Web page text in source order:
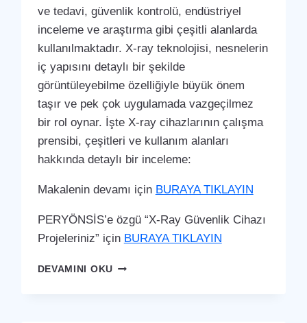
ve tedavi, güvenlik kontrolü, endüstriyel
inceleme ve araştırma gibi çeşitli alanlarda
kullanılmaktadır. X-ray teknolojisi, nesnelerin
iç yapısını detaylı bir şekilde
görüntüleyebilme özelliğiyle büyük önem
taşır ve pek çok uygulamada vazgeçilmez
bir rol oynar. İşte X-ray cihazlarının çalışma
prensibi, çeşitleri ve kullanım alanları
hakkında detaylı bir inceleme:
Makalenin devamı için BURAYA TIKLAYIN
PERYÖNSİS’e özgü “X-Ray Güvenlik Cihazı
Projeleriniz” için BURAYA TIKLAYIN
DEVAMINI OKUÇUKUROVA